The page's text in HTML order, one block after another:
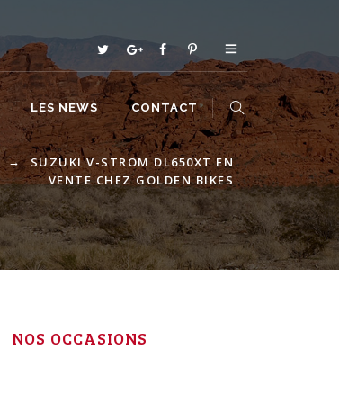
LES NEWS CONTACT
→ SUZUKI V-STROM DL650XT EN
VENTE CHEZ GOLDEN BIKES
NOS OCCASIONS